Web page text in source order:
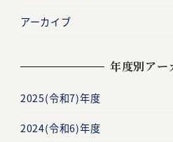
アーカイブ
年度別アー
2025(令和7)年度
2024(令和6)年度